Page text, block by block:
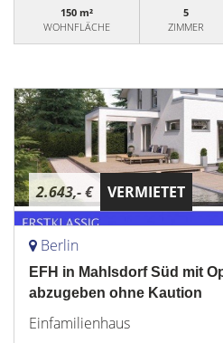
150 m²
WOHNFLÄCHE
5
ZIMMER
2.643,- € VERMIETET
Berlin
EFH in Mahlsdorf Süd mit
abzugeben ohne Kaution
Einfamilienhaus